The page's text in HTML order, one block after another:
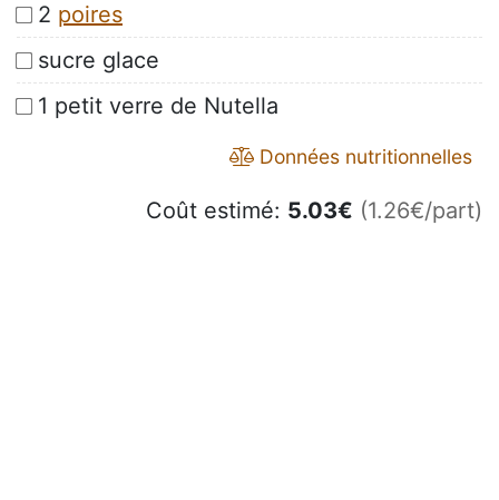
2 poires
sucre glace
1 petit verre de Nutella
Données nutritionnelles
Coût estimé: 5.03€ (1.26€/part)